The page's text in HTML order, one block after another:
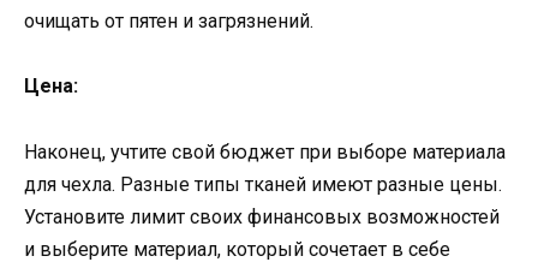
очищать от пятен и загрязнений.
Цена:
Наконец, учтите свой бюджет при выборе материала
для чехла. Разные типы тканей имеют разные цены.
Установите лимит своих финансовых возможностей
и выберите материал, который сочетает в себе